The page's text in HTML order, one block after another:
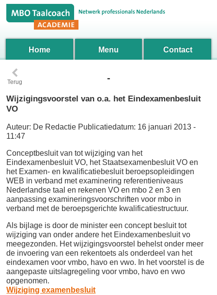
Home Menu Contact
‹
Terug -
Wijzigingsvoorstel van o.a. het Eindexamenbesluit
VO
Auteur: De Redactie Publicatiedatum: 16 januari 2013 -
11:47
Conceptbesluit van tot wijziging van het
Eindexamenbesluit VO, het Staatsexamenbesluit VO en
het Examen- en kwalificatiebesluit beroepsopleidingen
WEB in verband met examinering referentieniveaus
Nederlandse taal en rekenen VO en mbo 2 en 3 en
aanpassing examineringsvoorschriften voor mbo in
verband met de beroepsgerichte kwalificatiestructuur.
Als bijlage is door de minister een concept besluit tot
wijziging van onder andere het Eindexamenbesluit vo
meegezonden. Het wijzigingsvoorstel behelst onder meer
de invoering van een rekentoets als onderdeel van het
eindexamen voor vmbo, havo en vwo. In het voorstel is de
aangepaste uitslagregeling voor vmbo, havo en vwo
opgenomen.
Wijziging examenbesluit